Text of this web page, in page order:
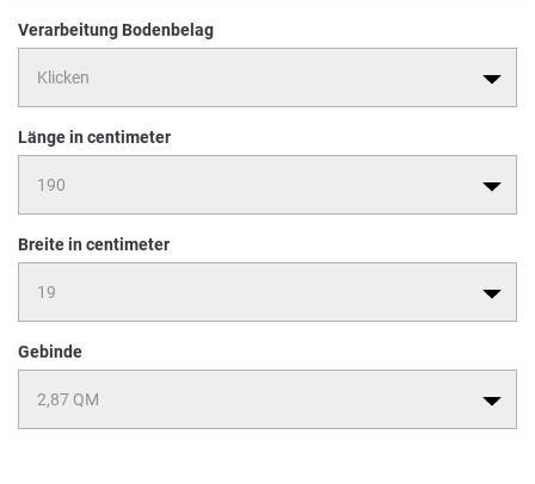
Verarbeitung Bodenbelag
Länge in centimeter
Breite in centimeter
Gebinde